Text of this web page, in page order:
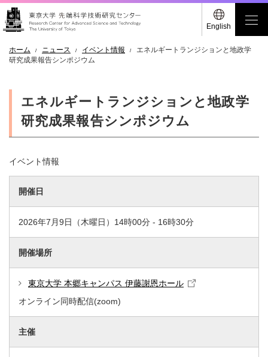
English
ホーム ニュース イベント情報
エネルギートランジションと地政学
研究成果報告シンポジウム
エネルギートランジションと地政学
研究成果報告シンポジウム
イベント情報
開催日
2026年7月9日（木曜日）14時00分 - 16時30分
開催場所
東京大学 本郷キャンパス 伊藤謝恩ホール
オンライン同時配信(zoom)
主催